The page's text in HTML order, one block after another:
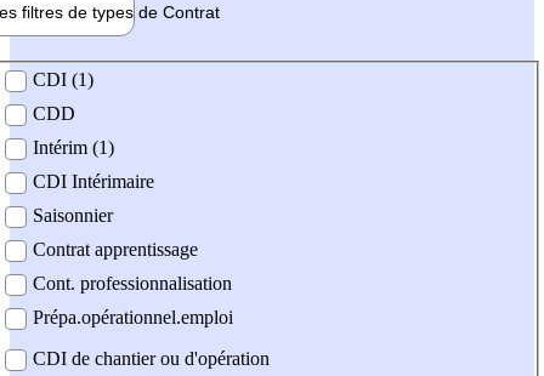
filtres de types de Contrat
contrat
CDI (1)
CDD
Intérim (1)
CDI Intérimaire
Saisonnier
Contrat apprentissage
Cont. professionnalisation
Prépa.opérationnel.emploi
CDI de chantier ou d'opération